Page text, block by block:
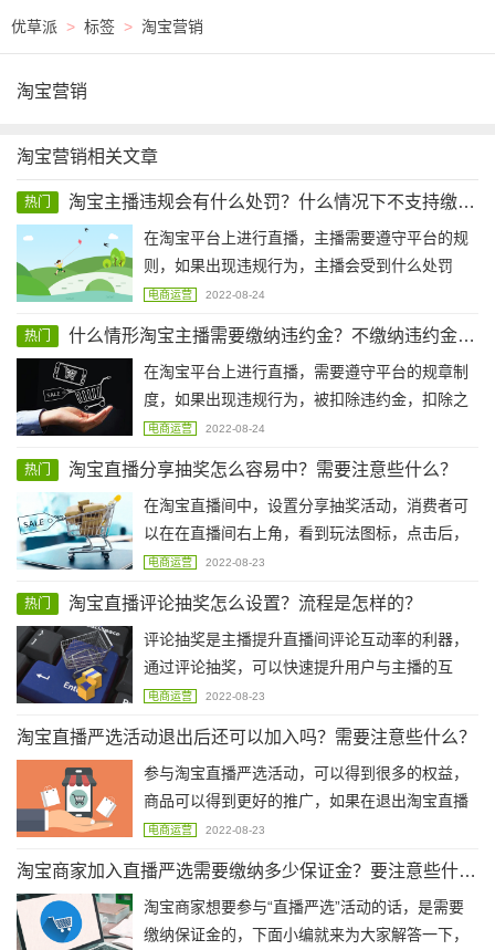
优草派 > 标签 > 淘宝营销
淘宝营销
淘宝营销相关文章
热门 淘宝主播违规会有什么处罚？什么情况下不支持缴纳违约金？
在淘宝平台上进行直播，主播需要遵守平台的规
则，如果出现违规行为，主播会受到什么处罚
呢？什么情况下不支持缴纳违约金？下面小编就
电商运营 2022-08-24
热门 什么情形淘宝主播需要缴纳违约金？不缴纳违约金会怎样？
在淘宝平台上进行直播，需要遵守平台的规章制
度，如果出现违规行为，被扣除违约金，扣除之
后是需要计算补缴的，那么什么情况下，淘宝主
小编就来为大家解答一下这个问题吧。
电商运营 2022-08-24
热门 淘宝直播分享抽奖怎么容易中？需要注意些什么？
在淘宝直播间中，设置分享抽奖活动，消费者可
以在在直播间右上角，看到玩法图标，点击后，
可以看到发起的福利抽奖活动页面，那么淘宝直
小编为大家解答一下。
电商运营 2022-08-23
热门 淘宝直播评论抽奖怎么设置？流程是怎样的？
评论抽奖是主播提升直播间评论互动率的利器，
通过评论抽奖，可以快速提升用户与主播的互
动，主播也可使用该玩法引导用户刷屏，打造直
播评论抽奖怎么设置？流程是怎样的？下面小编
为大家解答一下。
电商运营 2022-08-23
淘宝直播严选活动退出后还可以加入吗？需要注意些什么？
参与淘宝直播严选活动，可以得到很多的权益，
商品可以得到更好的推广，如果在退出淘宝直播
严选活动后，还可以重新加入吗？下面跟着小编
电商运营 2022-08-23
淘宝商家加入直播严选需要缴纳多少保证金？要注意些什么的？
淘宝商家想要参与“直播严选”活动的话，是需要
缴纳保证金的，下面小编就来为大家解答一下，